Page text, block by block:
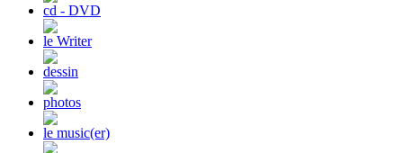
cd - DVD
le Writer
dessin
photos
le music(er)